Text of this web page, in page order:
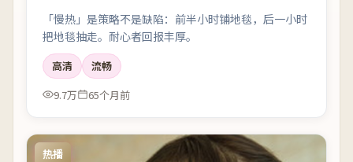
「慢热」是策略不是缺陷：前半小时铺地毯，后一小时
把地毯抽走。耐心者回报丰厚。
高清
流畅
9.7万
65个月前
热播